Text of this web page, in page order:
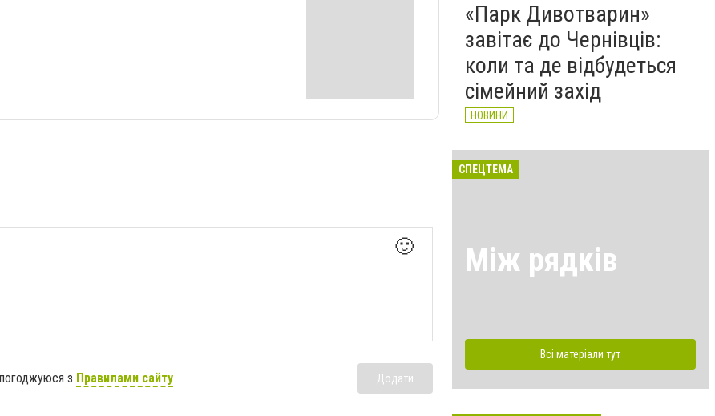
🙂
з Правилами сайту Додати
«Парк Дивотварин»
завітає до Чернівців:
коли та де відбудеться
сімейний захід
НОВИНИ
СПЕЦТЕМА
Між рядків
Всі матеріали тут